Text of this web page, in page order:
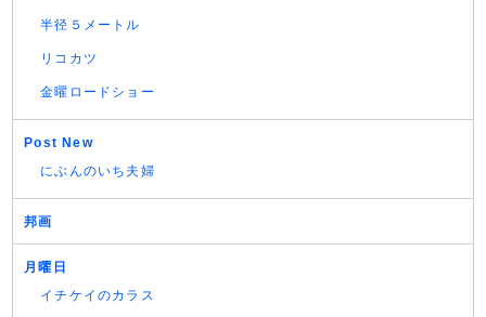
半径５メートル
リコカツ
金曜ロードショー
Post New
にぶんのいち夫婦
邦画
月曜日
イチケイのカラス